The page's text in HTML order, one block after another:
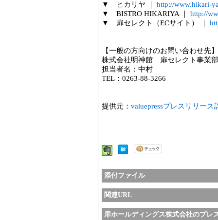
▼ ヒカリヤ ｜ http://www.hikari-
▼ BISTRO HIKARIYA ｜ http://
▼ 扉セレクト（ECサイト） ｜
【一般の方向けのお問い合わせ先】
株式会社明神館 扉セレクト事業部
担当者名：中村
TEL：0263-88-3266
提供元： valuepressプレスリリース
添付ファイル
関連URL
扉ホールディングス株式会社のプレ